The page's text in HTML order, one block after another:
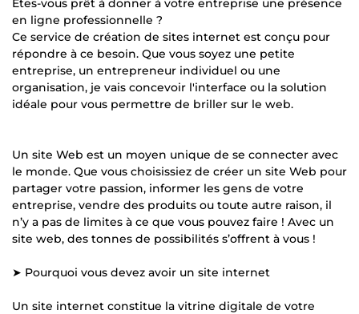
Êtes-vous prêt à donner à votre entreprise une présence
en ligne professionnelle ?
Ce service de création de sites internet est conçu pour
répondre à ce besoin. Que vous soyez une petite
entreprise, un entrepreneur individuel ou une
organisation, je vais concevoir l'interface ou la solution
idéale pour vous permettre de briller sur le web.
Un site Web est un moyen unique de se connecter avec
le monde. Que vous choisissiez de créer un site Web pour
partager votre passion, informer les gens de votre
entreprise, vendre des produits ou toute autre raison, il
n’y a pas de limites à ce que vous pouvez faire ! Avec un
site web, des tonnes de possibilités s’offrent à vous !
➤ Pourquoi vous devez avoir un site internet
Un site internet constitue la vitrine digitale de votre